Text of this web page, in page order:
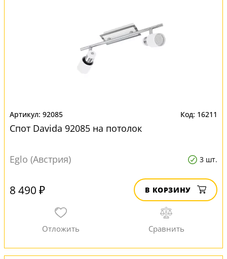
92085 16211
Спот Davida 92085 на потолок
Eglo (Австрия) 3 шт.
8 490 ₽ В КОРЗИНУ